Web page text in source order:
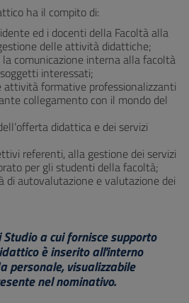
ha il compito di:
ed i docenti della Facoltà alla
delle attività didattiche;
comunicazione interna alla facoltà
interessati;
attività formative professionalizzanti
collegamento con il mondo del
didattica e dei servizi
referenti, alla gestione dei servizi
per gli studenti della facoltà;
di autovalutazione e valutazione dei
Studio a cui fornisce supporto
è inserito all'interno
personale, visualizzabile
nel nominativo.